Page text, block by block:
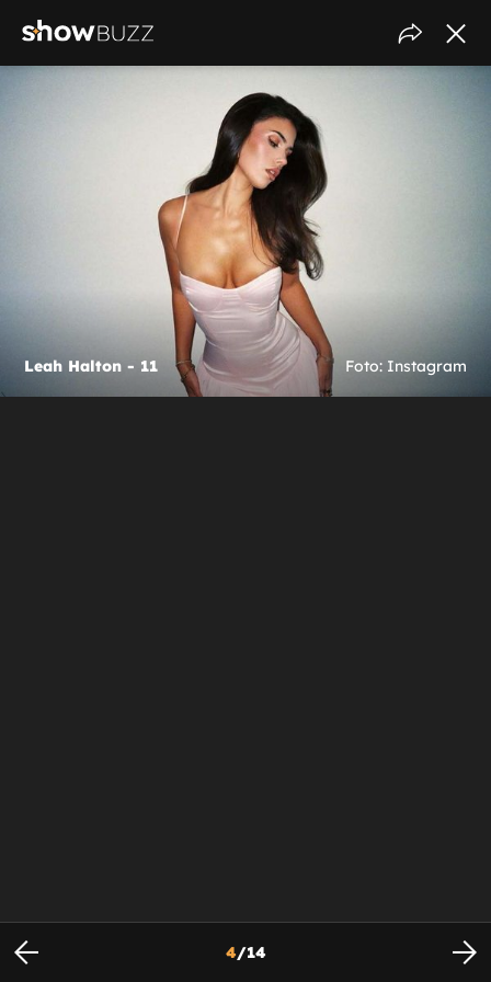
Leah Halton - 11 Foto: Instagram
4/14